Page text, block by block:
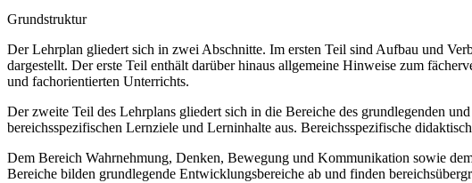
Grundstruktur
Der Lehrplan gliedert sich in zwei Abschnitte. Im ersten Teil sind Aufbau und
dargestellt. Der erste Teil enthält darüber hinaus allgemeine Hinweise zum
und fachorientierten Unterrichts.
Der zweite Teil des Lehrplans gliedert sich in die Bereiche des grundlegenden
bereichsspezifischen Lernziele und Lerninhalte aus. Bereichsspezifische
Dem Bereich Wahrnehmung, Denken, Bewegung und Kommunikation sowie
Bereiche bilden grundlegende Entwicklungsbereiche ab und finden